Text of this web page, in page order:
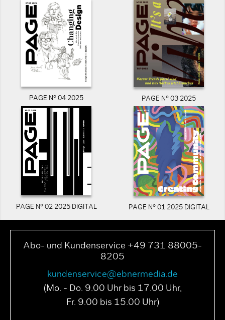
PAGE N° 04 2025 PAGE N° 03 2025
PAGE N° 02 2025 DIGITAL PAGE N° 01 2025 DIGITAL
Abo- und Kundenservice +49 731 88005-
8205
kundenservice@ebnermedia.de
(Mo. - Do. 9.00 Uhr bis 17.00 Uhr,
Fr. 9.00 bis 15.00 Uhr)